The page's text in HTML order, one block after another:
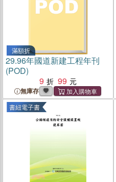
滿額折
29.96年國道新建工程年刊
(POD)
9
99
無庫存
書紐電子書